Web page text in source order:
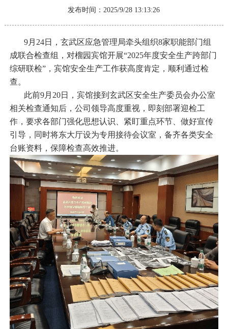
发布时间：2025/9/28 13:13:26
9月 24日，玄武区应急管理局牵头组织8家职能部门组
成联合检查组，对榴园宾馆开展“2025年度安全生产跨部门
综研联检”，宾馆安全生产工作获高度肯定，顺利通过检
查。
此前9月 20日，宾馆接到玄武区安全生产委员会办公室
相关检查通知后，公司领导高度重视，即刻部署迎检工
作，要求各部门强化思想认识、紧盯重点环节、做好宣传
引导，同时将东大厅设为专用接待会议室，备齐各类安全
台账资料，保障检查高效推进。